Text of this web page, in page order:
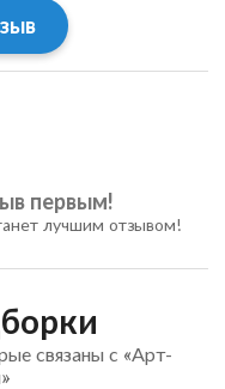
первым!
лучшим отзывом!
связаны с «Арт-